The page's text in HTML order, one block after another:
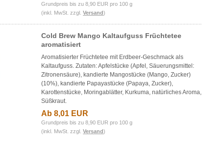
Grundpreis bis zu 8,90 EUR pro 100 g
(inkl. MwSt. zzgl.Versand)
Cold Brew Mango Kaltaufguss Früchtetee
aromatisiert
Aromatisierter Früchtetee mit Erdbeer-Geschmack als
Kaltaufguss. Zutaten: Apfelstücke (Apfel, Säuerungsmittel:
Zitronensäure), kandierte Mangostücke (Mango, Zucker)
(10%), kandierte Papayastücke (Papaya, Zucker),
Karottenstücke, Moringablätter, Kurkuma, natürliches Aroma,
Süßkraut.
Ab 8,01 EUR
Grundpreis bis zu 8,90 EUR pro 100 g
(inkl. MwSt. zzgl.Versand)